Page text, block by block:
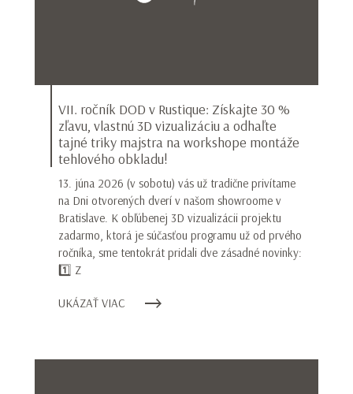
VII. ročník DOD v Rustique: Získajte 30 %
zľavu, vlastnú 3D vizualizáciu a odhaľte
tajné triky majstra na workshope montáže
tehlového obkladu!
13. júna 2026 (v sobotu) vás už tradične privítame
na Dni otvorených dverí v našom showroome v
Bratislave. K obľúbenej 3D vizualizácii projektu
zadarmo, ktorá je súčasťou programu už od prvého
ročníka, sme tentokrát pridali dve zásadné novinky:
1️⃣ Z
UKÁZAŤ VIAC